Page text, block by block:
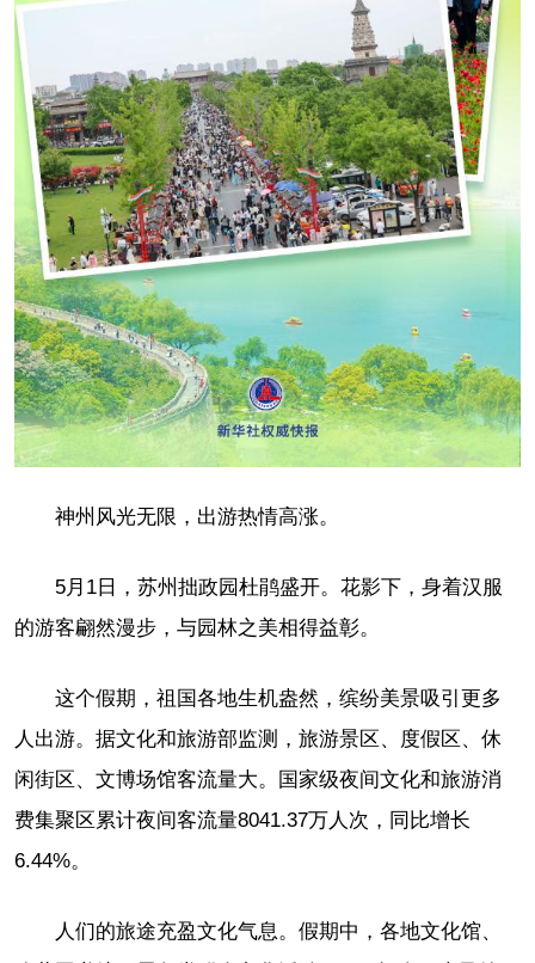
神州风光无限，出游热情高涨。
5月1日，苏州拙政园杜鹃盛开。花影下，身着汉服
的游客翩然漫步，与园林之美相得益彰。
这个假期，祖国各地生机盎然，缤纷美景吸引更多
人出游。据文化和旅游部监测，旅游景区、度假区、休
闲街区、文博场馆客流量大。国家级夜间文化和旅游消
费集聚区累计夜间客流量8041.37万人次，同比增长
6.44%。
人们的旅途充盈文化气息。假期中，各地文化馆、